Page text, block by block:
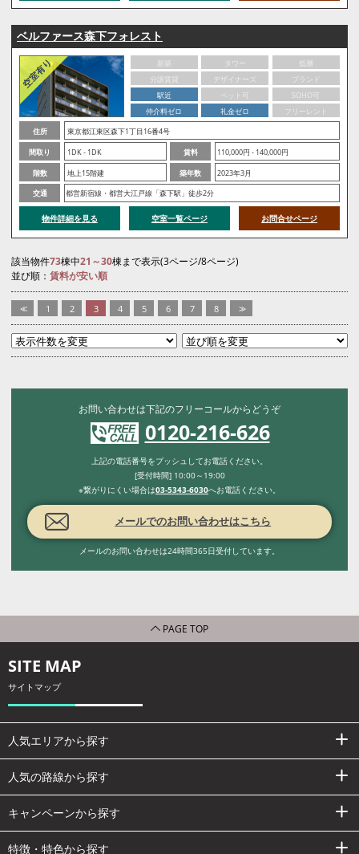
ベルファース森下フォレスト
新築 タワー
低層
分譲賃貸
デザイナーズ
ブランド
駅近
ペット可
SOHO可
仲介料ゼロ
礼金ゼロ
フリーレント
住所
東京都江東区森下1丁目16番4号
間取り
1DK - 1DK 賃料
110,000円 - 140,000円
階数
地上15階建 築年数
2023年3月
交通
都営新宿線・都営大江戸線「森下駅」徒歩2分
物件詳細を見る 空室一覧ページ お問合せページ
該当物件73棟中21～30棟まで表示(3ページ/8ページ)
並び順： 賃料が安い順
<< 1 2 3 4 5 6 7 8 >>
お問い合わせは下記のフリーコールからどうぞ
0120-216-626
上記の電話番号をプッシュしてお電話ください。
[受付時間] 10:00～19:00
※繋がりにくい場合は03-5343-6030へお電話ください。
メールでのお問い合わせはこちら
メールのお問い合わせは24時間365日受付しています。
PAGE TOP
SITE MAP
サイトマップ
人気エリアから探す
人気の路線から探す
キャンペーンから探す
特徴・特色から探す